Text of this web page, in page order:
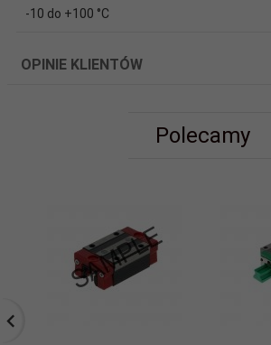
-10 do +100 °C
OPINIE KLIENTÓW
Polecamy